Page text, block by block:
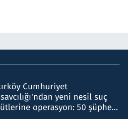
Cumhuriyet
yeni nesil suç
operasyon: 50 şüpheli